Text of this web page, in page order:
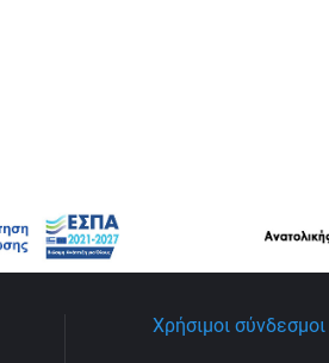
Χρήσιμοι σύνδεσμοι